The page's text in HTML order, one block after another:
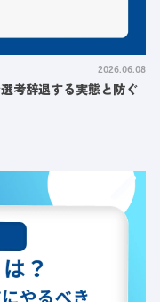
2026.06.08
考辞退する実態と防ぐ